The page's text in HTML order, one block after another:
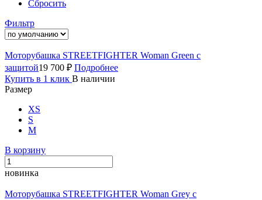
Сбросить
Фильтр
Моторубашка STREETFIGHTER Woman Green с
защитой19 700 ₽ Подробнее
Купить в 1 клик В наличии
Размер
XS
S
M
В корзину
новинка
Моторубашка STREETFIGHTER Woman Grey с